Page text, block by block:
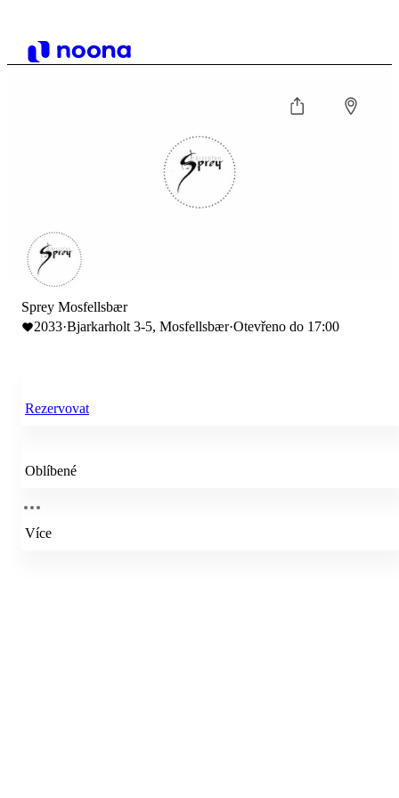
Sprey Mosfellsbær
2033·Bjarkarholt 3-5, Mosfellsbær·Otevřeno do 17:00
Rezervovat
Oblíbené
Více